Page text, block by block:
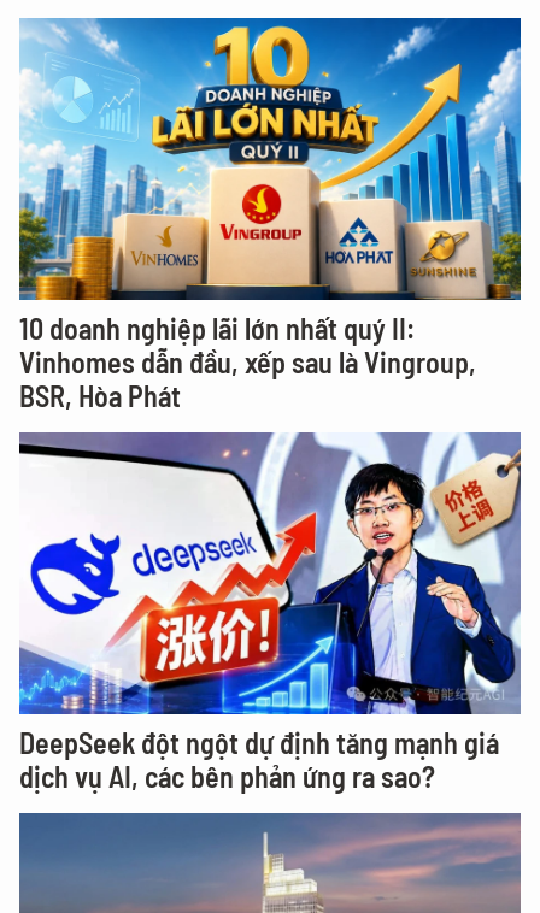
10 doanh nghiệp lãi lớn nhất quý II:
Vinhomes dẫn đầu, xếp sau là Vingroup,
BSR, Hòa Phát
DeepSeek đột ngột dự định tăng mạnh giá
dịch vụ AI, các bên phản ứng ra sao?